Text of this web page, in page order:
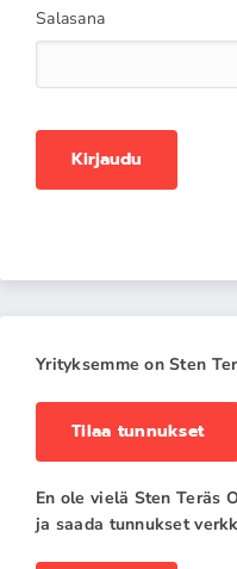
Salasana
Kirjaudu
Yrityksemme on Sten
Tilaa tunnukset
En ole vielä Sten Teräs
ja saada tunnukset